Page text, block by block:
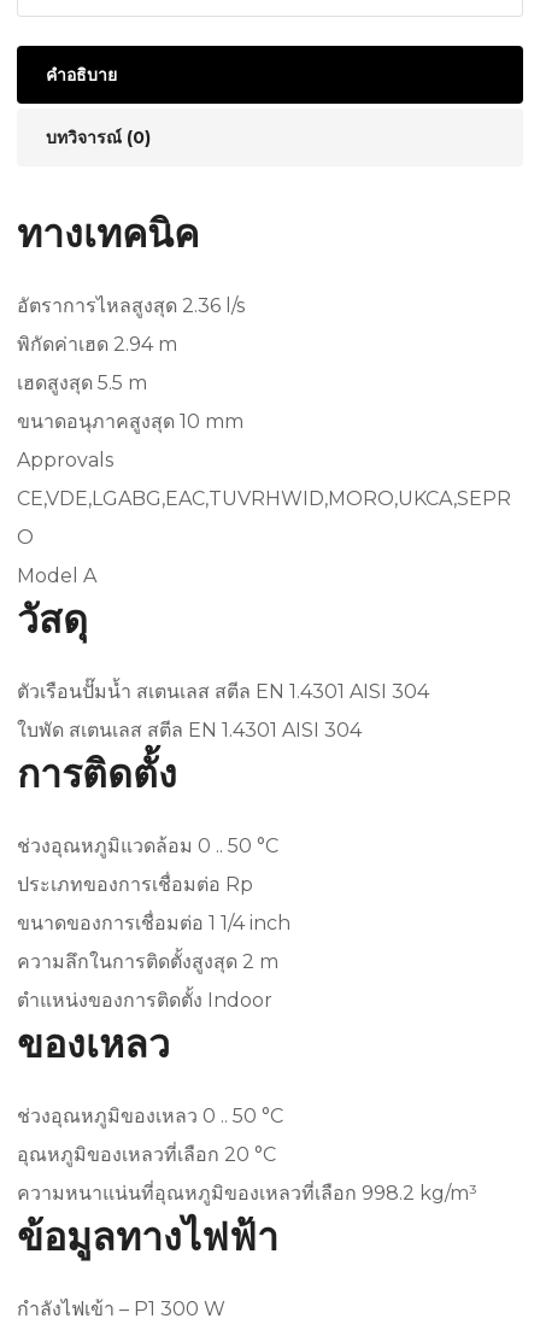
คำอธิบาย
บทวิจารณ์ (0)
ทางเทคนิค
อัตราการไหลสูงสุด 2.36 l/s
พิกัดค่าเฮด 2.94 m
เฮดสูงสุด 5.5 m
ขนาดอนุภาคสูงสุด 10 mm
Approvals
CE,VDE,LGABG,EAC,TUVRHWID,MORO,UKCA,SEPR
O
Model A
วัสดุ
ตัวเรือนปั๊มน้ำ สเตนเลส สตีล EN 1.4301 AISI 304
ใบพัด สเตนเลส สตีล EN 1.4301 AISI 304
การติดตั้ง
ช่วงอุณหภูมิแวดล้อม 0 .. 50 °C
ประเภทของการเชื่อมต่อ Rp
ขนาดของการเชื่อมต่อ 1 1/4 inch
ความลึกในการติดตั้งสูงสุด 2 m
ตำแหน่งของการติดตั้ง Indoor
ของเหลว
ช่วงอุณหภูมิของเหลว 0 .. 50 °C
อุณหภูมิของเหลวที่เลือก 20 °C
ความหนาแน่นที่อุณหภูมิของเหลวที่เลือก 998.2 kg/m³
ข้อมูลทางไฟฟ้า
กำลังไฟเข้า – P1 300 W